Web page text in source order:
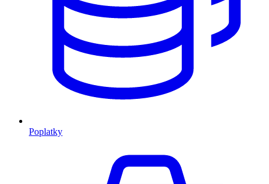
Poplatky